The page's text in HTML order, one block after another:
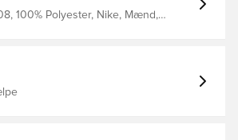
100% Polyester, Nike, Mænd,